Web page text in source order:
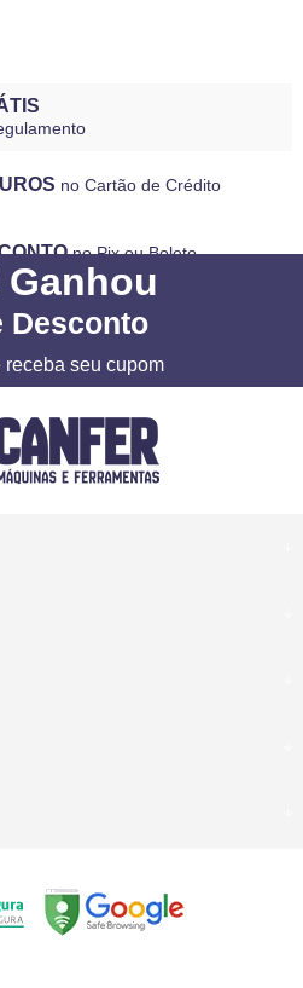
no Cartão de Crédito
no Pix ou Boleto
Ganhou
Desconto
receba seu cupom